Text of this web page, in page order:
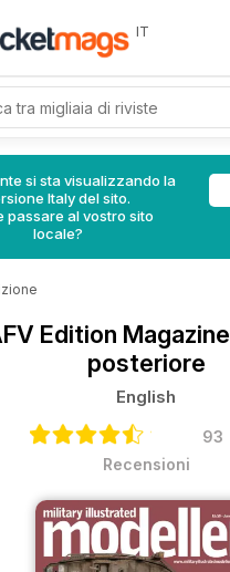
IT
si sta visualizzando la
Italy del sito.
passare al vostro sito
locale?
Edition Magazine
posteriore
English
93
Recensioni